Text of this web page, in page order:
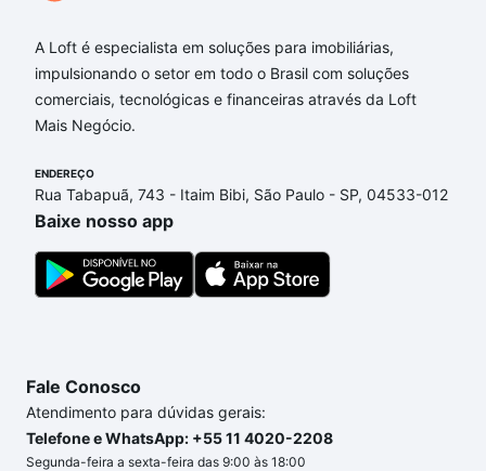
A Loft é especialista em soluções para imobiliárias,
impulsionando o setor em todo o Brasil com soluções
comerciais, tecnológicas e financeiras através da Loft
Mais Negócio.
ENDEREÇO
Rua Tabapuã, 743 - Itaim Bibi, São Paulo - SP, 04533-012
Baixe nosso app
Fale Conosco
Atendimento para dúvidas gerais:
Telefone e WhatsApp: +55 11 4020-2208
Segunda-feira a sexta-feira das 9:00 às 18:00